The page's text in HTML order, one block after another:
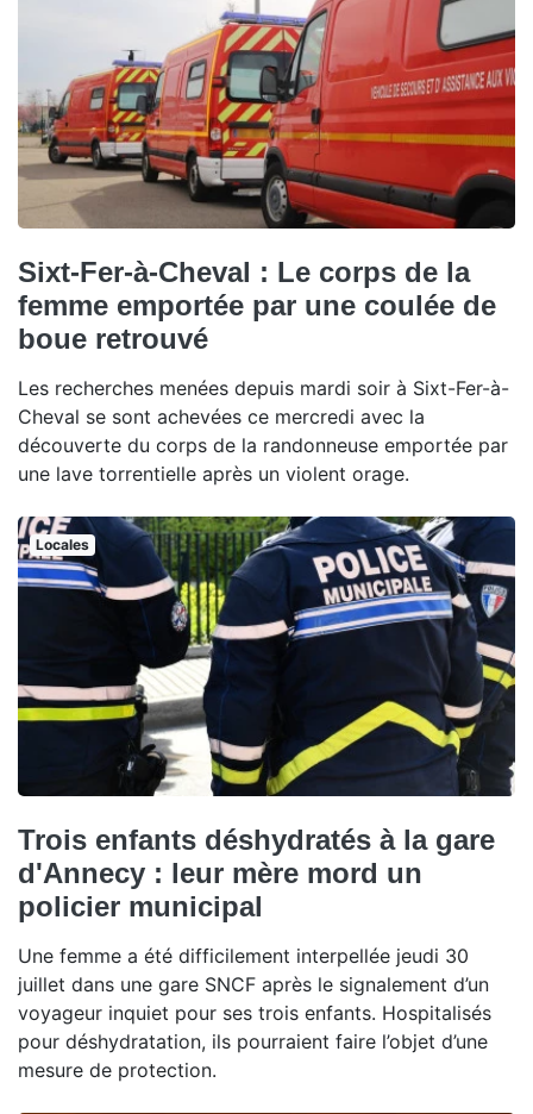
Sixt-Fer-à-Cheval : Le corps de la
femme emportée par une coulée de
boue retrouvé
Les recherches menées depuis mardi soir à Sixt-Fer-à-
Cheval se sont achevées ce mercredi avec la
découverte du corps de la randonneuse emportée par
une lave torrentielle après un violent orage.
Locales
Trois enfants déshydratés à la gare
d'Annecy : leur mère mord un
policier municipal
Une femme a été difficilement interpellée jeudi 30
juillet dans une gare SNCF après le signalement d’un
voyageur inquiet pour ses trois enfants. Hospitalisés
pour déshydratation, ils pourraient faire l’objet d’une
mesure de protection.